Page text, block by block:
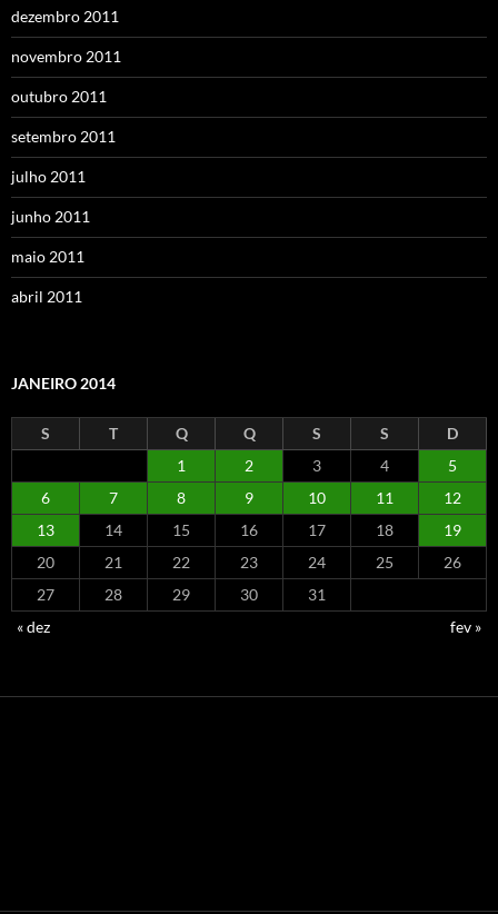
dezembro 2011
novembro 2011
outubro 2011
setembro 2011
julho 2011
junho 2011
maio 2011
abril 2011
JANEIRO 2014
S T Q Q S S
D
1
2 3 4
5
6
7 8 9 10 11
12
13
14 15 16 17 18
19
20
21 22 23 24 25
26
27
28 29 30
31
« dez
fev »